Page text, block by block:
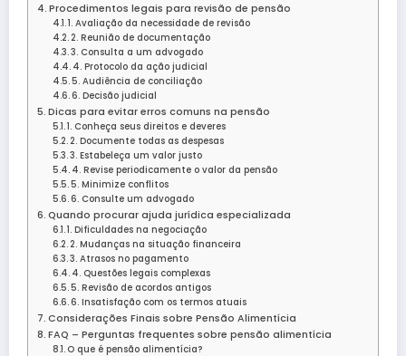
Procedimentos legais para revisão de pensão
1. Avaliação da necessidade de revisão
2. Reunião de documentação
3. Consulta a um advogado
4. Protocolo da ação judicial
5. Audiência de conciliação
6. Decisão judicial
Dicas para evitar erros comuns na pensão
1. Conheça seus direitos e deveres
2. Documente todas as despesas
3. Estabeleça um valor justo
4. Revise periodicamente o valor da pensão
5. Minimize conflitos
6. Consulte um advogado
Quando procurar ajuda jurídica especializada
1. Dificuldades na negociação
2. Mudanças na situação financeira
3. Atrasos no pagamento
4. Questões legais complexas
5. Revisão de acordos antigos
6. Insatisfação com os termos atuais
Considerações Finais sobre Pensão Alimentícia
FAQ – Perguntas frequentes sobre pensão alimentícia
O que é pensão alimentícia?